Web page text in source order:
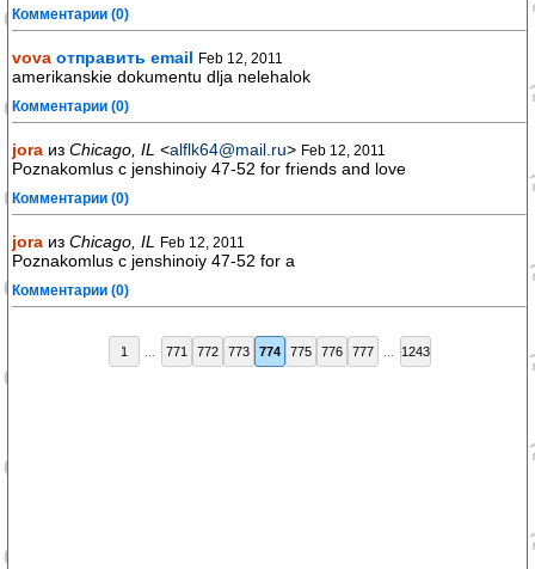
Комментарии (0)
vova отправить email Feb 12, 2011
amerikanskie dokumentu dlja nelehalok
Комментарии (0)
jora из Chicago, IL <alflk64@mail.ru> Feb 12, 2011
Poznakomlus c jenshinoiy 47-52 for friends and love
Комментарии (0)
jora из Chicago, IL Feb 12, 2011
Poznakomlus c jenshinoiy 47-52 for a
Комментарии (0)
1 771 772 773 774 775 776 777 1243